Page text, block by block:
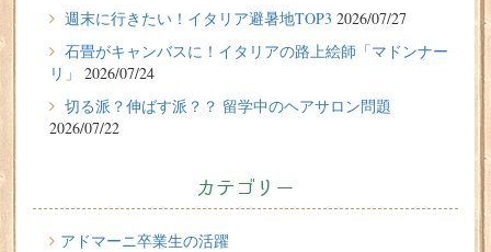
2026/07/27
週末に行きたい！イタリア避暑地TOP3
2026/07/24
石畳がキャンバスに！イタリアの路上絵師「マドンナー
リ」
切る派？伸ばす派？？ 留学中のヘアサロン問題
2026/07/20
週末に行きたい！イタリア避暑地TOP3 2026/07/27
石畳がキャンバスに！イタリアの路上絵師「マドンナー
リ」
2026/07/24
切る派？伸ばす派？？ 留学中のヘアサロン問題
2026/07/22
カテゴリー
アドマーニ卒業生の活躍